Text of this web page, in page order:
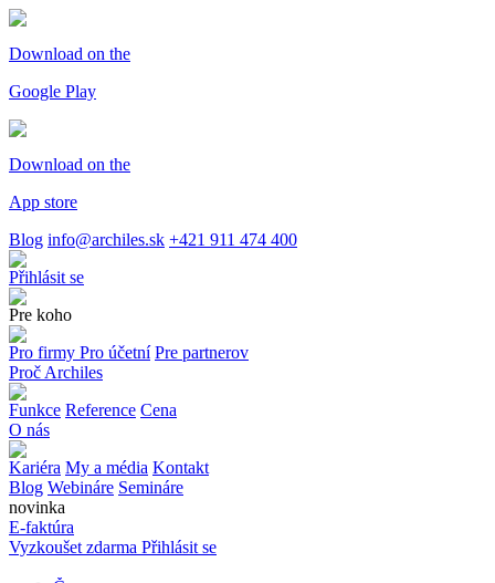
Download on the
Google Play
Download on the
App store
Blog info@archiles.sk +421 911 474 400
Přihlásit se
Pre koho
Pro firmy Pro účetní Pre partnerov
Proč Archiles
Funkce Reference Cena
O nás
Kariéra My a média Kontakt
Blog Webináre Semináre
novinka
E-faktúra
Vyzkoušet zdarma Přihlásit se